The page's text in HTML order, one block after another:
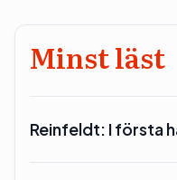
Minst läst
Reinfeldt: I första